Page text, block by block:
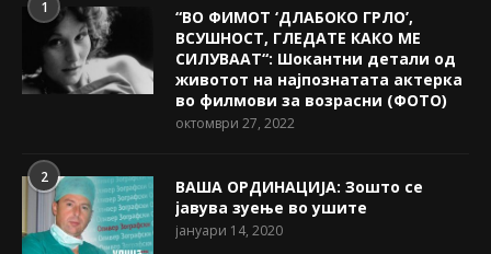
1
“ВО ФИМОТ ‘ДЛАБОКО ГРЛО’,
ВСУШНОСТ, ГЛЕДАТЕ КАКО МЕ
СИЛУВААТ“: Шокантни детали од
животот на најпознатата актерка
во филмови за возрасни (ФОТО)
октомври 27, 2022
2
ВАША ОРДИНАЦИЈА: Зошто се
јавува зуење во ушите
јануари 14, 2020